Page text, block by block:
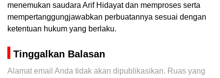
menemukan saudara Arif Hidayat dan memproses serta
mempertanggungjawabkan perbuatannya sesuai dengan
ketentuan hukum yang berlaku.
Tinggalkan Balasan
Alamat email Anda tidak akan dipublikasikan. Ruas yang